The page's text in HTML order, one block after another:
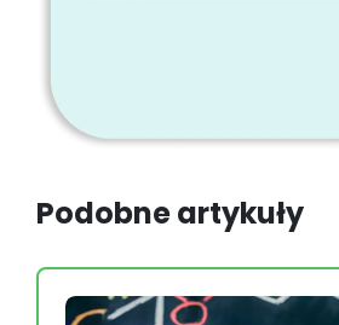
Podobne artykuły